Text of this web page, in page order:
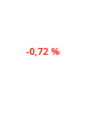
-0,72 %